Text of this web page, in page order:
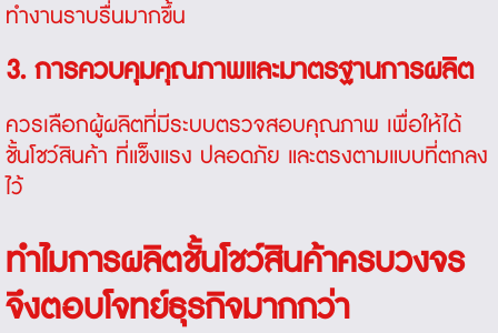
ทำงานราบรื่นมากขึ้น
3. การควบคุมคุณภาพและมาตรฐานการผลิต
ควรเลือกผู้ผลิตที่มีระบบตรวจสอบคุณภาพ เพื่อให้ได้
ชั้นโชว์สินค้า ที่แข็งแรง ปลอดภัย และตรงตามแบบที่ตกลง
ไว้
ทำไมการผลิตชั้นโชว์สินค้าครบวงจร
จึงตอบโจทย์ธุรกิจมากกว่า